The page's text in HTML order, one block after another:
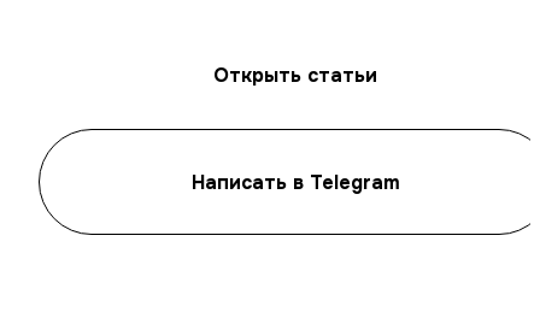
Открыть статьи
Написать в Telegram